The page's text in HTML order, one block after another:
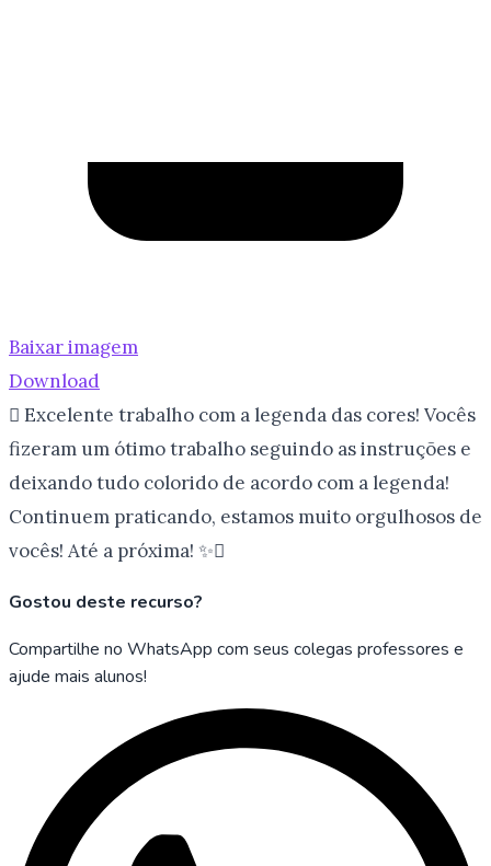
Baixar imagem
Download
 Excelente trabalho com a legenda das cores! Vocês
fizeram um ótimo trabalho seguindo as instruções e
deixando tudo colorido de acordo com a legenda!
Continuem praticando, estamos muito orgulhosos de
vocês! Até a próxima! ✨️
Gostou deste recurso?
Compartilhe no WhatsApp com seus colegas professores e
ajude mais alunos!